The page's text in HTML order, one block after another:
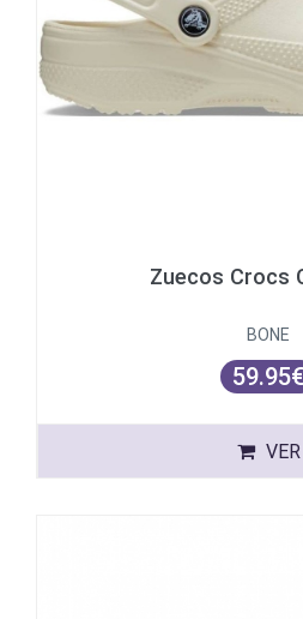
Zuecos Crocs
BONE
59.95€
VER